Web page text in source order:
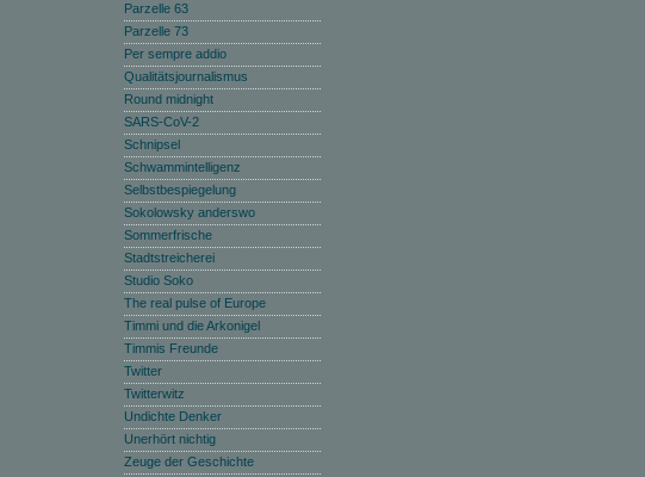
Parzelle 63
Parzelle 73
Per sempre addio
Qualitätsjournalismus
Round midnight
SARS-CoV-2
Schnipsel
Schwammintelligenz
Selbstbespiegelung
Sokolowsky anderswo
Sommerfrische
Stadtstreicherei
Studio Soko
The real pulse of Europe
Timmi und die Arkonigel
Timmis Freunde
Twitter
Twitterwitz
Undichte Denker
Unerhört nichtig
Zeuge der Geschichte